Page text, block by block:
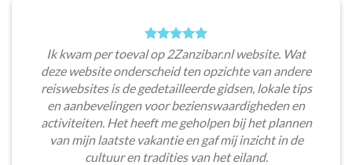
Ik kwam per toeval op 2Zanzibar.nl website. Wat
deze website onderscheid ten opzichte van andere
reiswebsites is de gedetailleerde gidsen, lokale tips
en aanbevelingen voor bezienswaardigheden en
activiteiten. Het heeft me geholpen bij het plannen
van mijn laatste vakantie en gaf mij inzicht in de
cultuur en tradities van het eiland.